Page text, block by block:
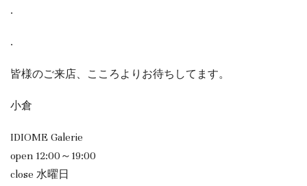
.
.
皆様のご来店、こころよりお待ちしてます。
小倉
IDIOME Galerie
open 12:00～19:00
close 水曜日